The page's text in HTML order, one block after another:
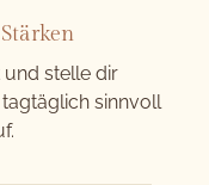
und stelle dir
sinnvoll